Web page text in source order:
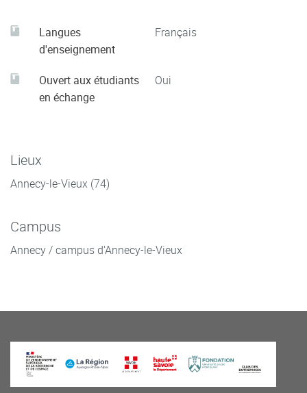
Langues
d'enseignement
Français
Ouvert aux étudiants
en échange
Oui
Lieux
Annecy-le-Vieux (74)
Campus
Annecy / campus d'Annecy-le-Vieux